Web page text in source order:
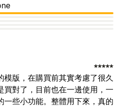
模版，在購買前其實考慮了很久
買對了，目前也在一邊使用，一
一些小功能。整體用下來，真的